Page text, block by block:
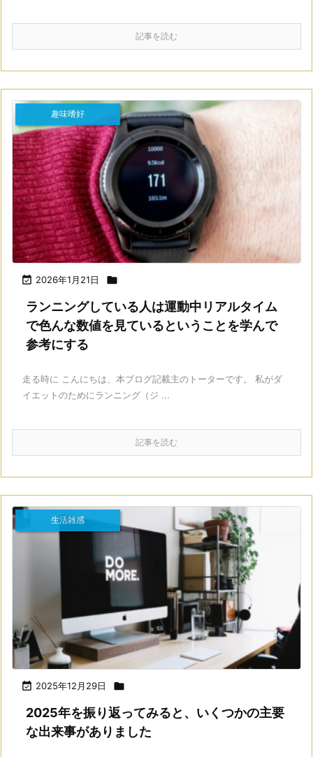
記事を読む
 2026年1月21日 
趣味嗜好
ランニングしている人は運動中リアルタイム
で色んな数値を見ているということを学んで
参考にする
走る時に こんにちは、本ブログ記載主のトーターです。 私がダ
イエットのためにランニング（ジ ...
記事を読む
 2025年12月29日 
生活雑感
2025年を振り返ってみると、いくつかの主要
な出来事がありました